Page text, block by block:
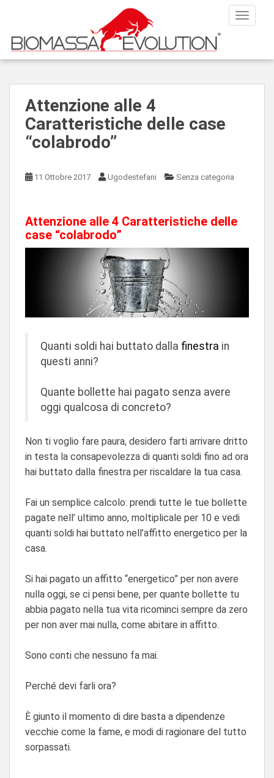
t
Attenzione alle 4
Caratteristiche delle case
“colabrodo”
11 Ottobre 2017 Ugodestefani Senza categoria
Attenzione alle 4 Caratteristiche delle
case “colabrodo”
Quanti soldi hai buttato dalla finestra in
questi anni?
Quante bollette hai pagato senza avere
oggi qualcosa di concreto?
Non ti voglio fare paura, desidero farti arrivare dritto
in testa la consapevolezza di quanti soldi fino ad ora
hai buttato dalla finestra per riscaldare la tua casa.
Fai un semplice calcolo: prendi tutte le tue bollette
pagate nell’ ultimo anno, moltiplicale per 10 e vedi
quanti soldi hai buttato nell’affitto energetico per la
casa.
Si hai pagato un affitto “energetico” per non avere
nulla oggi, se ci pensi bene, per quante bollette tu
abbia pagato nella tua vita ricominci sempre da zero
per non aver mai nulla, come abitare in affitto.
Sono conti che nessuno fa mai.
Perché devi farli ora?
È giunto il momento di dire basta a dipendenze
vecchie come la fame, e modi di ragionare del tutto
sorpassati.